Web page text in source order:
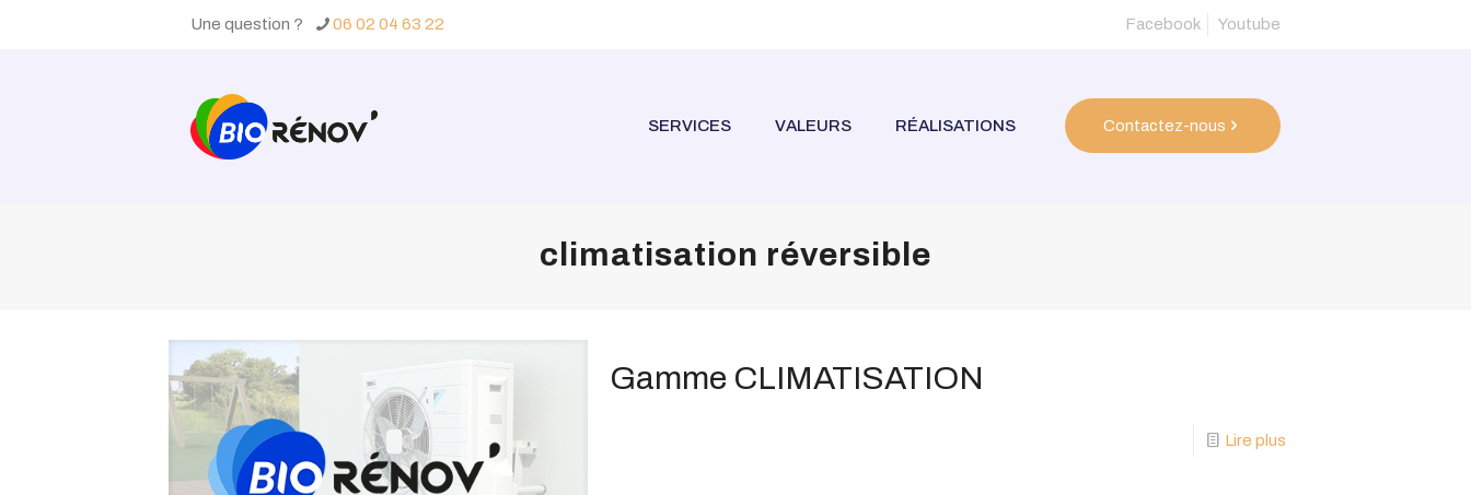
Une question ? 06 02 04 63 22 Facebook Youtube
SERVICES VALEURS RÉALISATIONS Contactez-nous
climatisation réversible
Gamme CLIMATISATION
Lire plus